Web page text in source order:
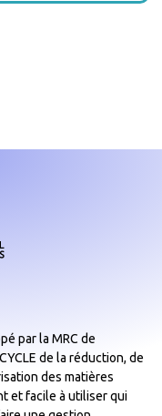
par la MRC de
de la réduction, de
des matières
et facile à utiliser qui